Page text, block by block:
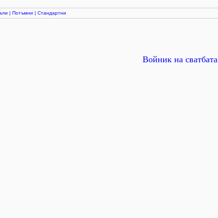
| Потъмни | Стандартни
Войник на